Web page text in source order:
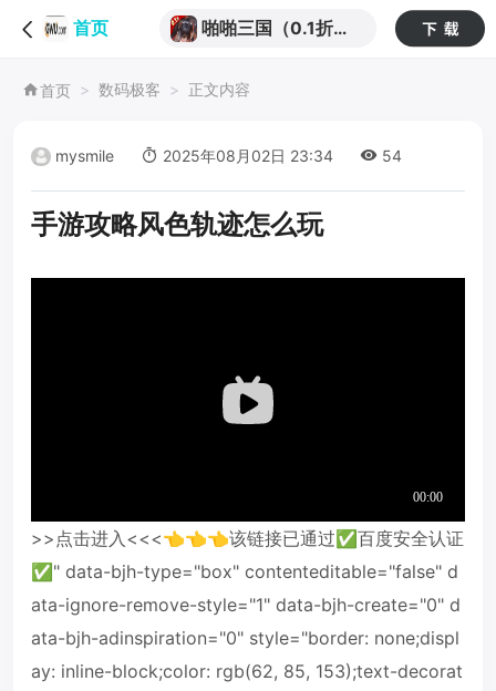
首页
啪啪三国（0.1折天
首页 数码极客 正文内容
mysmile 2025年08月02日 23:34 54
手游攻略风色轨迹怎么玩
>>点击进入<<<👈👈👈该链接已通过✅百度安全认证
✅" data-bjh-type="box" contenteditable="false" d
ata-ignore-remove-style="1" data-bjh-create="0" d
ata-bjh-adinspiration="0" style="border: none;displ
ay: inline-block;color: rgb(62, 85, 153);text-decorat